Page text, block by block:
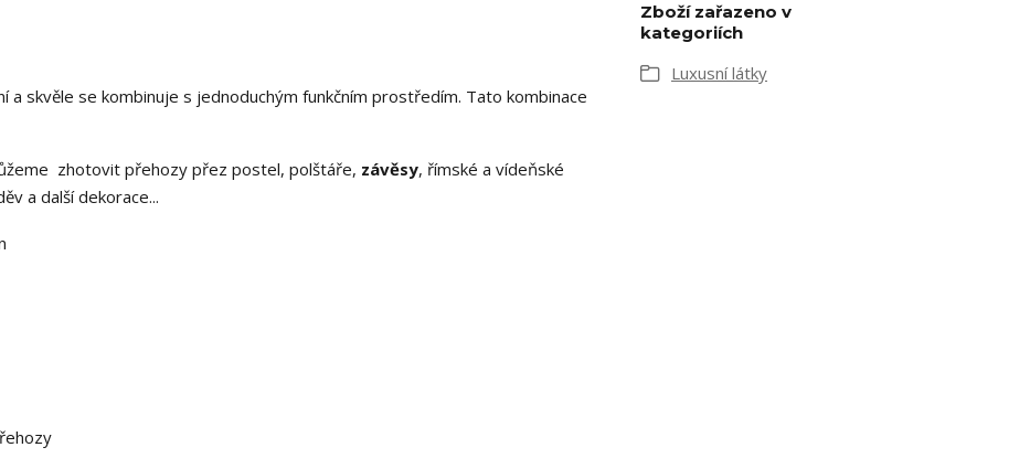
a skvěle se kombinuje s jednoduchým funkčním prostředím. Tato kombinace
zhotovit přehozy přez postel, polštáře, závěsy, římské a vídeňské
a další dekorace...
Zboží zařazeno v
kategoriích
Luxusní látky